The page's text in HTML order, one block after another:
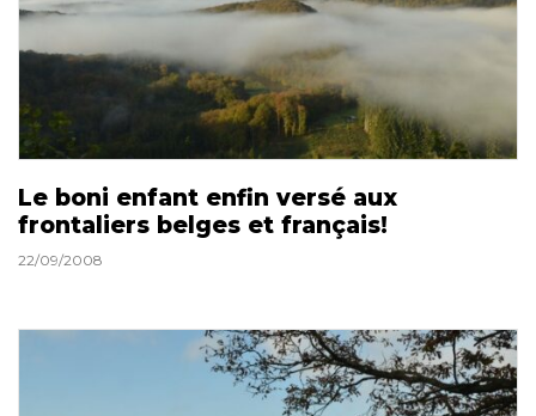
Le boni enfant enfin versé aux
frontaliers belges et français!
22/09/2008